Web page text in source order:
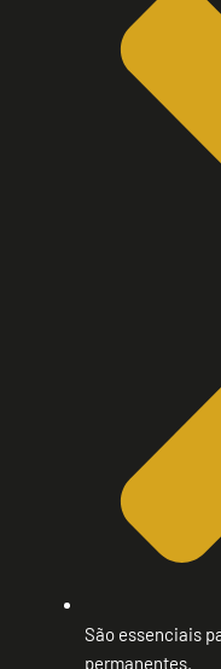
São essenciais
permanentes.